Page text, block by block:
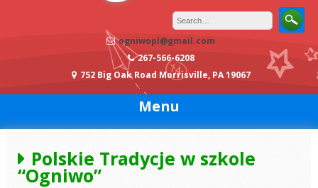
ogniwopl@gmail.com
267-566-6208
752 Big Oak Road Morrisville, PA 19067
Menu
Polskie Tradycje w szkole
“Ogniwo”